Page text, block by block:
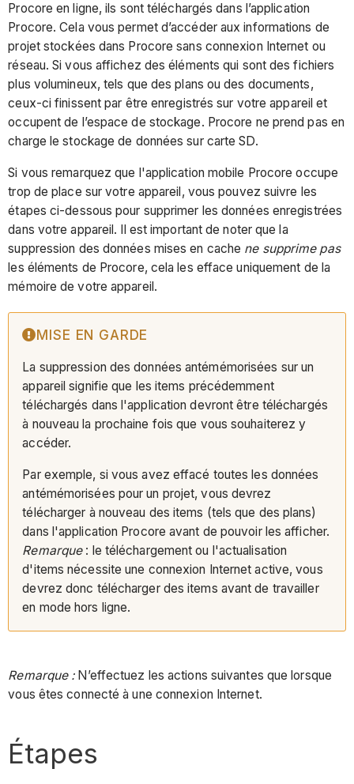
Procore en ligne, ils sont téléchargés dans l’application
Procore. Cela vous permet d’accéder aux informations de
projet stockées dans Procore sans connexion Internet ou
réseau. Si vous affichez des éléments qui sont des fichiers
plus volumineux, tels que des plans ou des documents,
ceux-ci finissent par être enregistrés sur votre appareil et
occupent de l’espace de stockage. Procore ne prend pas en
charge le stockage de données sur carte SD.
Si vous remarquez que l'application mobile Procore occupe
trop de place sur votre appareil, vous pouvez suivre les
étapes ci-dessous pour supprimer les données enregistrées
dans votre appareil. Il est important de noter que la
suppression des données mises en cache ne supprime pas
les éléments de Procore, cela les efface uniquement de la
mémoire de votre appareil.
MISE EN GARDE
La suppression des données antémémorisées sur un
appareil signifie que les items précédemment
téléchargés dans l'application devront être téléchargés
à nouveau la prochaine fois que vous souhaiterez y
accéder.
Par exemple, si vous avez effacé toutes les données
antémémorisées pour un projet, vous devrez
télécharger à nouveau des items (tels que des plans)
dans l'application Procore avant de pouvoir les afficher.
Remarque: le téléchargement ou l'actualisation
d'items nécessite une connexion Internet active, vous
devrez donc télécharger des items avant de travailler
en mode hors ligne.
Remarque :N’effectuez les actions suivantes que lorsque
vous êtes connecté à une connexion Internet.
Étapes